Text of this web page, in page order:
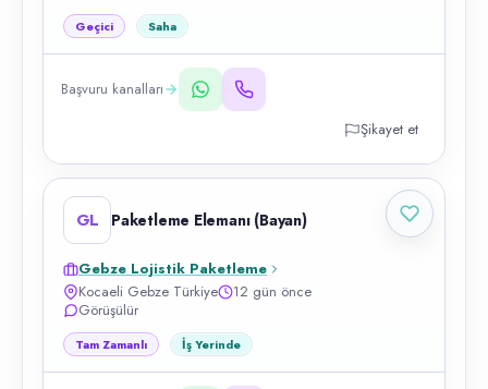
Geçici Saha
Başvuru kanalları
Şikayet et
GL Paketleme Elemanı (Bayan)
Gebze Lojistik Paketleme
Kocaeli Gebze Türkiye
12 gün önce
Görüşülür
Tam Zamanlı İş Yerinde